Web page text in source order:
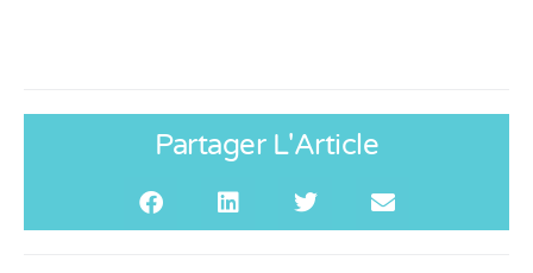
Partager L'Article